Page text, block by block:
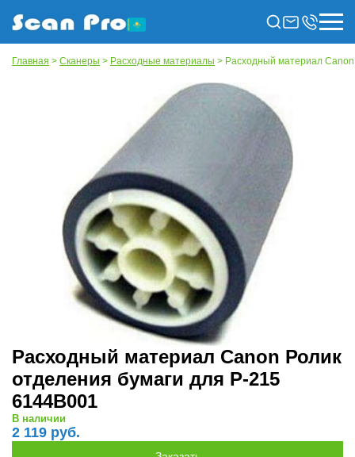
Главная > Сканеры > Расходные материалы > Расходный материал
Расходный материал Canon Ролик
отделения бумаги для P-215
6144B001
В наличии
2 119 руб.